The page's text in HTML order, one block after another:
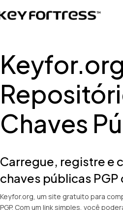
Chaves
Carregue, registre e
chaves públicas
Keyfor.org, um site gratuito para
PGP. Com um link simples, você